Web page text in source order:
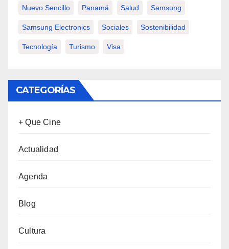
Nuevo Sencillo Panamá Salud Samsung
Samsung Electronics Sociales Sostenibilidad
Tecnología Turismo Visa
CATEGORÍAS
+ Que Cine
Actualidad
Agenda
Blog
Cultura